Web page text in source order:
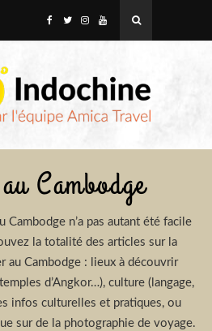
Cambodge
Cambodge n’a pas autant été facile
la totalité des articles sur la
au Cambodge : lieux à découvrir
d’Angkor…), culture (langage,
infos culturelles et pratiques, ou
sur de la photographie de voyage.